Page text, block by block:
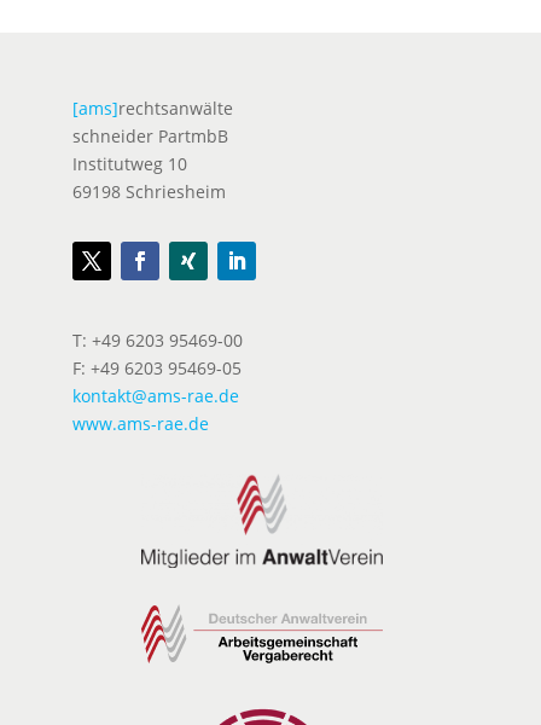
[ams]rechtsanwälte
schneider PartmbB
Institutweg 10
69198 Schriesheim
T: +49 6203 95469-00
F: +49 6203 95469-05
kontakt@ams-rae.de
www.ams-rae.de